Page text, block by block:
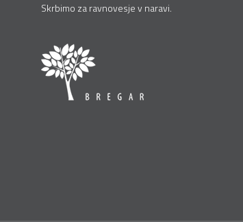
Skrbimo za ravnovesje v naravi.